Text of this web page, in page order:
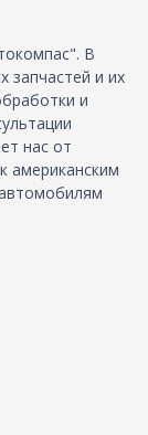
В
запчастей и их
и
нас от
американским